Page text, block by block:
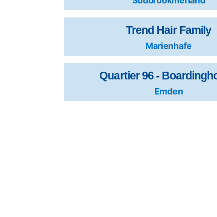
Trend Hair Family
Marienhafe
Quartier 96 -
Emden